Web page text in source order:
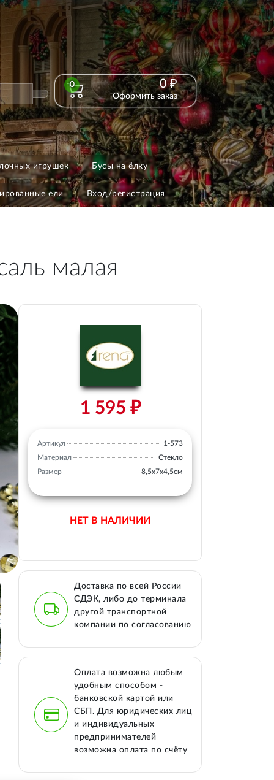
0 0 ₽
Оформить заказ
игрушек Бусы на ёлку
ели Вход/регистрация
малая
1 595 ₽
Артикул
1-573
Материал
Стекло
Размер
8,5х7х4,5см
НЕТ В НАЛИЧИИ
Доставка по всей России
СДЭК, либо до терминала
другой транспортной
компании по согласованию
Оплата возможна любым
удобным способом -
банковской картой или
СБП. Для юридических лиц
и индивидуальных
предпринимателей
возможна оплата по счёту